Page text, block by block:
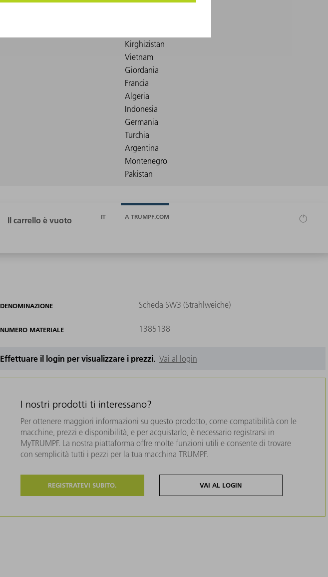
IT A TRUMPF.COM
DENOMINAZIONE Scheda SW3 (Strahlweiche)
NUMERO MATERIALE 1385138
Effettuare il login per visualizzare i prezzi. Vai al login
I nostri prodotti ti interessano?
Per ottenere maggiori informazioni su questo prodotto, come compatibilità con le
macchine, prezzi e disponibilità, e per acquistarlo, è necessario registrarsi in
MyTRUMPF. La nostra piattaforma offre molte funzioni utili e consente di trovare
con semplicità tutti i pezzi per la tua macchina TRUMPF.
REGISTRATEVI SUBITO. VAI AL LOGIN